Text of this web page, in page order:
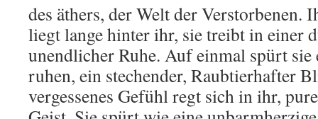
des äthers, der Welt der Verstorbenen.
liegt lange hinter ihr, sie treibt in einer
unendlicher Ruhe. Auf einmal spürt
ruhen, ein stechender, Raubtierhafter
vergessenes Gefühl regt sich in ihr,